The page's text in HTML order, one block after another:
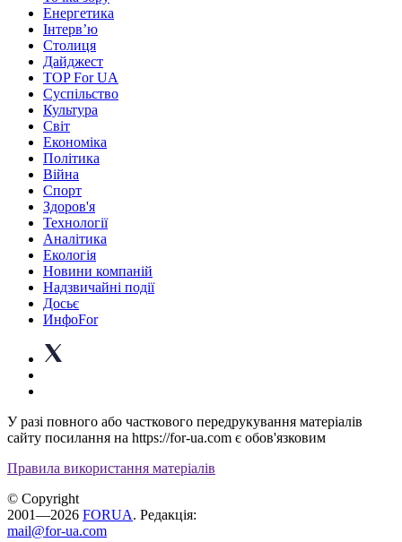
Енергетика
Інтерв’ю
Столиця
Дайджест
TOP For UA
Суспiльство
Культура
Світ
Економіка
Політика
Війна
Спорт
Здоров'я
Технології
Аналітика
Екологія
Новини компаній
Надзвичайні події
Досьє
ИнфоFor
У разі повного або часткового передрукування матеріалів
сайту посилання на https://for-ua.com є обов'язковим
Правила використання матеріалів
© Copyright
2001—2026 FORUA. Редакція:
mail@for-ua.com